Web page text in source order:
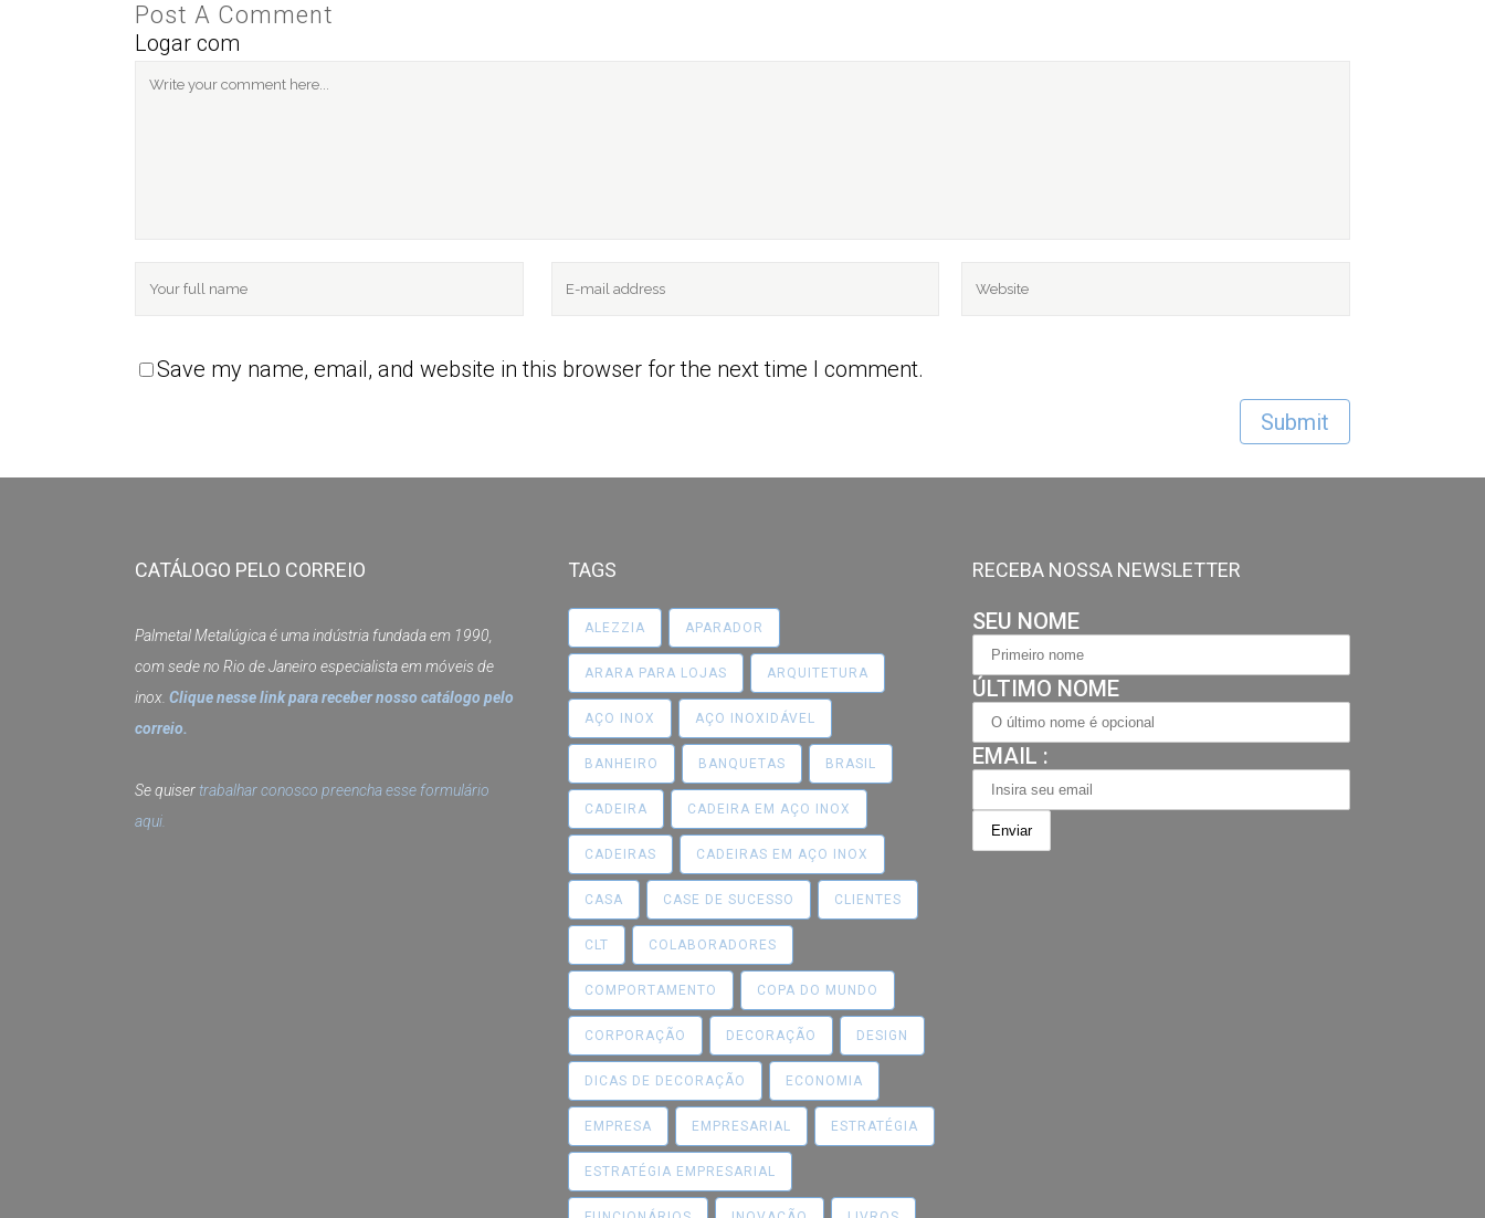
Post A Comment
Logar com
Save my name, email, and website in this browser for the next time I comment.
CATÁLOGO PELO CORREIO
Palmetal Metalúgica é uma indústria fundada em 1990,
com sede no Rio de Janeiro especialista em móveis de
inox. Clique nesse link para receber nosso catálogo pelo
correio.
Se quisertrabalhar conosco preencha esse formulário
aqui.
TAGS
ALEZZIA APARADOR
ARARA PARA LOJAS ARQUITETURA
AÇO INOX AÇO INOXIDÁVEL
BANHEIRO BANQUETAS BRASIL
CADEIRA CADEIRA EM AÇO INOX
CADEIRAS CADEIRAS EM AÇO INOX
CASA CASE DE SUCESSO CLIENTES
CLT COLABORADORES
COMPORTAMENTO COPA DO MUNDO
CORPORAÇÃO DECORAÇÃO DESIGN
DICAS DE DECORAÇÃO ECONOMIA
EMPRESA EMPRESARIAL ESTRATÉGIA
ESTRATÉGIA EMPRESARIAL
RECEBA NOSSA NEWSLETTER
SEU NOME
ÚLTIMO NOME
EMAIL :